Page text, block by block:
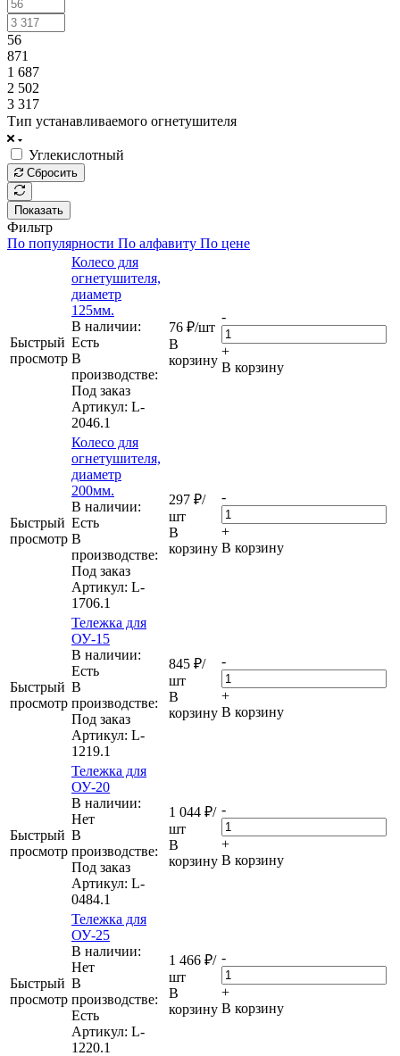
56
871
1 687
2 502
3 317
Тип устанавливаемого огнетушителя
Углекислотный
Сбросить
Показать
Фильтр
По популярности По алфавиту По цене
Быстрый
просмотр
Колесо для
огнетушителя,
диаметр
125мм.
В наличии:
Eсть
В
производстве:
Под заказ
Артикул: L-
2046.1
76 ₽/шт
В
корзину
-
+
В корзину
Быстрый
просмотр
Колесо для
огнетушителя,
диаметр
200мм.
В наличии:
Eсть
В
производстве:
Под заказ
Артикул: L-
1706.1
297 ₽/
шт
В
корзину
-
+
В корзину
Быстрый
просмотр
Тележка для
ОУ-15
В наличии:
Eсть
В
производстве:
Под заказ
Артикул: L-
1219.1
845 ₽/
шт
В
корзину
-
+
В корзину
Быстрый
просмотр
Тележка для
ОУ-20
В наличии:
Нет
В
производстве:
Под заказ
Артикул: L-
0484.1
1 044 ₽/
шт
В
корзину
-
+
В корзину
Быстрый
просмотр
Тележка для
ОУ-25
В наличии:
Нет
В
производстве:
Есть
Артикул: L-
1220.1
1 466 ₽/
шт
В
корзину
-
+
В корзину